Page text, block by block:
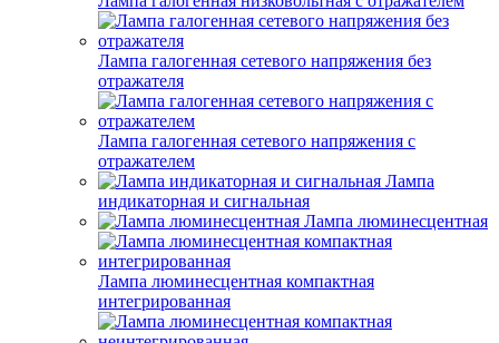
Лампа галогенная сетевого напряжения без
отражателя
Лампа галогенная сетевого напряжения с
отражателем
Лампа
индикаторная и сигнальная
Лампа люминесцентная
Лампа люминесцентная компактная
интегрированная